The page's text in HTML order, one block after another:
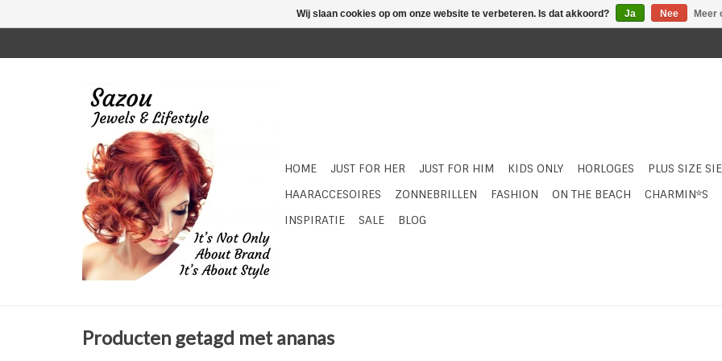
HOME JUST FOR HER JUST FOR HIM KIDS ONLY HORLOGES
PLUS SIZE
HAARACCESOIRES
ZONNEBRILLEN FASHION ON THE BEACH
CHARMIN*S
INSPIRATIE
SALE BLOG
Producten getagd met ananas
Wij slaan cookies op om onze website te verbeteren. Is dat akkoord? Ja Nee Meer